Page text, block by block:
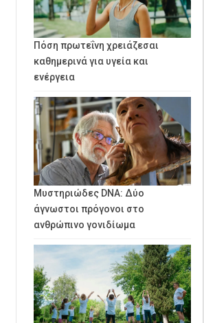
Πόση πρωτεΐνη χρειάζεσαι
καθημερινά για υγεία και
ενέργεια
Μυστηριώδες DNA: Δύο
άγνωστοι πρόγονοι στο
ανθρώπινο γονιδίωμα